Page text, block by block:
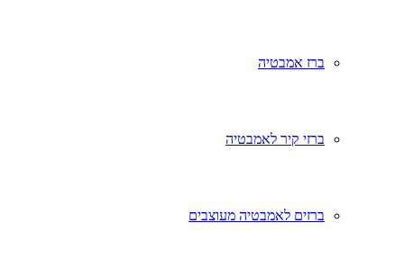
ברז אמבטיה
ברזי קיר לאמבטיה
ברזים לאמבטיה מעוצבים